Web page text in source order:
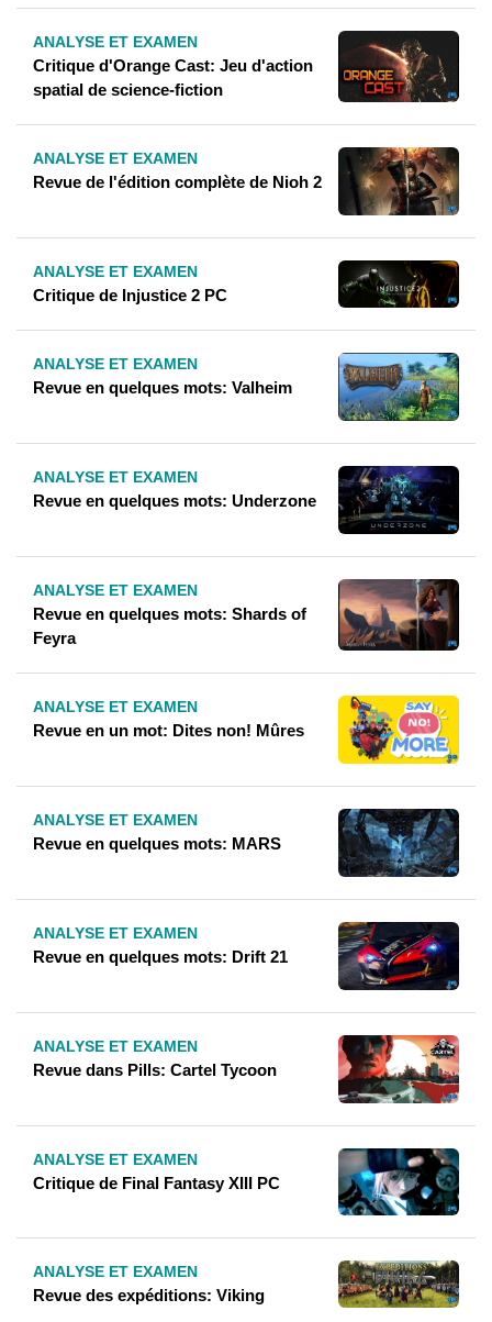
ANALYSE ET EXAMEN
Critique d'Orange Cast: Jeu d'action
spatial de science-fiction
ANALYSE ET EXAMEN
Revue de l'édition complète de Nioh 2
ANALYSE ET EXAMEN
Critique de Injustice 2 PC
ANALYSE ET EXAMEN
Revue en quelques mots: Valheim
ANALYSE ET EXAMEN
Revue en quelques mots: Underzone
ANALYSE ET EXAMEN
Revue en quelques mots: Shards of
Feyra
ANALYSE ET EXAMEN
Revue en un mot: Dites non! Mûres
ANALYSE ET EXAMEN
Revue en quelques mots: MARS
ANALYSE ET EXAMEN
Revue en quelques mots: Drift 21
ANALYSE ET EXAMEN
Revue dans Pills: Cartel Tycoon
ANALYSE ET EXAMEN
Critique de Final Fantasy XIII PC
ANALYSE ET EXAMEN
Revue des expéditions: Viking